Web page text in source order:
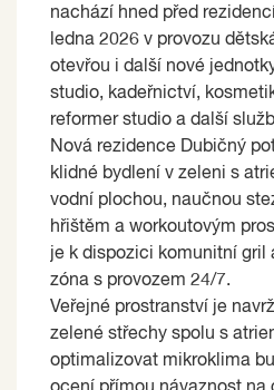
nachází hned před
ledna 2026 v provozu
otevřou i další nové
studio, kadeřnictví,
reformer studio a další
Nová rezidence Dubičný
klidné bydlení v zeleni s
vodní plochou, naučnou
hřištěm a workoutovým
je k dispozici komunitní gril
zóna s provozem 24/7.
Veřejné prostranství je
zelené střechy spolu s
optimalizovat mikroklima